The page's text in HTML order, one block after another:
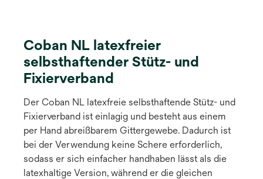
Coban NL latexfreier
selbsthaftender Stütz- und
Fixierverband
Der Coban NL latexfreie selbsthaftende Stütz- und
Fixierverband ist einlagig und besteht aus einem
per Hand abreißbarem Gittergewebe. Dadurch ist
bei der Verwendung keine Schere erforderlich,
sodass er sich einfacher handhaben lässt als die
latexhaltige Version, während er die gleichen